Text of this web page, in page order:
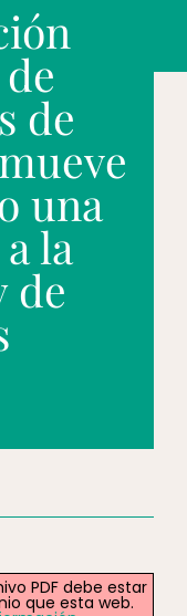
de
una
la
de
PDF debe estar
que esta web.